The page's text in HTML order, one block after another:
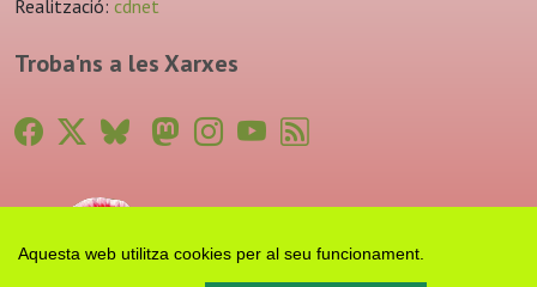
Aquesta web utilitza cookies per al seu funcionament.
Realització: cdnet
Troba'ns a les Xarxes